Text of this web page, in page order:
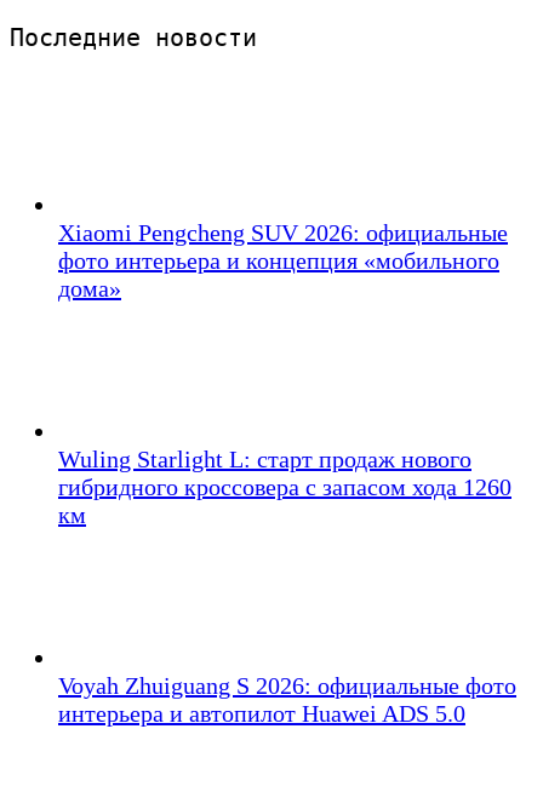
Последние новости
Xiaomi Pengcheng SUV 2026: официальные
фото интерьера и концепция «мобильного
дома»
Wuling Starlight L: старт продаж нового
гибридного кроссовера с запасом хода 1260
км
Voyah Zhuiguang S 2026: официальные фото
интерьера и автопилот Huawei ADS 5.0